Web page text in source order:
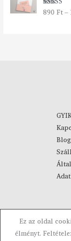
Értékelés:
890Ft –
Blog
Copyright ©
Ez az oldal
élményt.